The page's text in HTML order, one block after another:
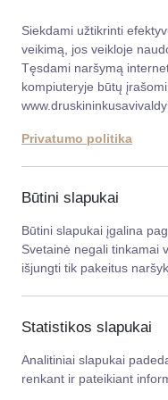
Siekdami užtikrinti
veikimą, jos veikloje
Tęsdami naršymą
kompiuteryje būtų
Privatumo politika
Būtini slapukai
Būtini slapukai įgalina
Svetainė negali tinkamai
išjungti tik pakeitus
Statistikos slapukai
Analitiniai slapukai
renkant ir pateikiant